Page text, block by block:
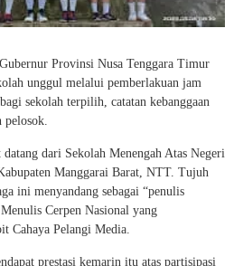
Provinsi Nusa Tenggara Timur
unggul melalui pemberlakuan jam
sekolah terpilih, catatan kebanggaan
pelosok.
datang dari Sekolah Menengah Atas Negeri
Manggarai Barat, NTT. Tujuh
ini menyandang sebagai “penulis
Cerpen Nasional yang
Cahaya Pelangi Media.
prestasi kemarin itu atas partisipasi